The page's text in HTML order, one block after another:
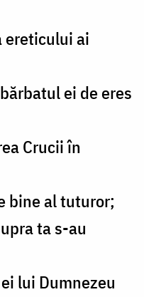
ereticului ai
ei de eres
Crucii în
bine al tuturor;
ta s-au
lui Dumnezeu